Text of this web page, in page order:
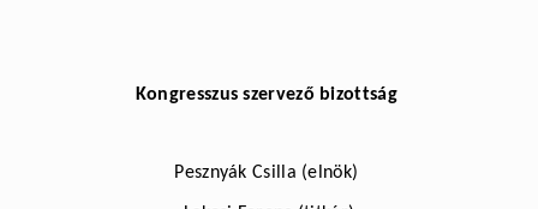
Kongresszus szervező bizottság
Pesznyák Csilla (elnök)